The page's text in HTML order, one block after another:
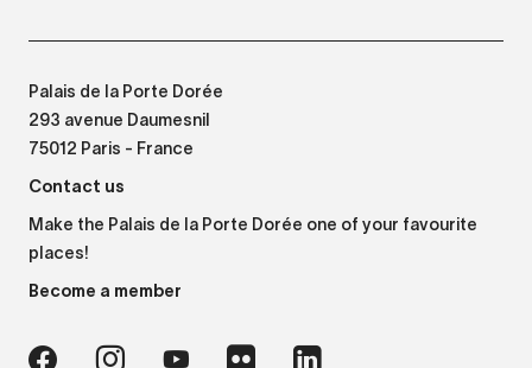
Palais de la Porte Dorée
293 avenue Daumesnil
75012 Paris - France
Contact us
Make the Palais de la Porte Dorée one of your favourite
places!
Become a member